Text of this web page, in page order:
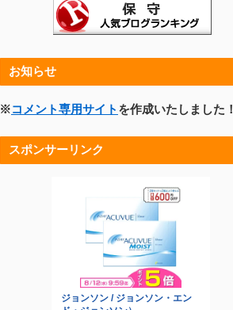
お知らせ
※コメント専用サイト を作成いたしました！
スポンサーリンク